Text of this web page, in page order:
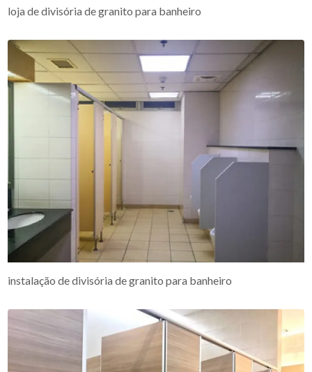
loja de divisória de granito para banheiro
instalação de divisória de granito para banheiro